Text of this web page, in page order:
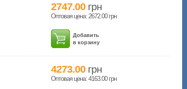
2747.00 грн
Оптовая цена: 2672.00 грн
Добавить
в корзину
4273.00 грн
Оптовая цена: 4163.00 грн